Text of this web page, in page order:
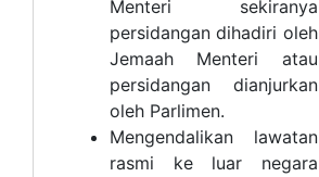
Menteri sekiranya
persidangan dihadiri oleh
Jemaah Menteri atau
persidangan dianjurkan
oleh Parlimen.
Mengendalikan lawatan
rasmi ke luar negara